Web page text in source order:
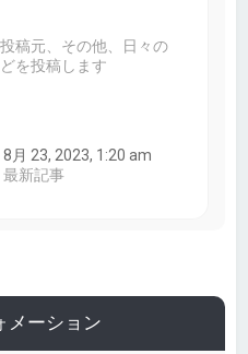
稿元、その他、日々の
を投稿します
8月 23, 2023, 1:20 am
最新記事
メーション